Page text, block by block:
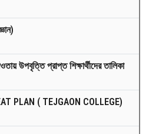
উপবৃত্তি প্রাপ্ত শিক্ষার্থীদের তালিকা
PLAN ( TEJGAON COLLEGE)